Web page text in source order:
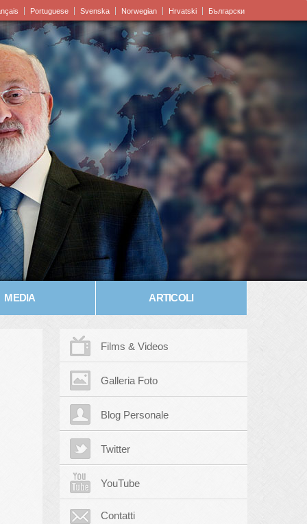
Portuguese Svenska Norwegian Hrvatski Български
MEDIA ARTICOLI
Films & Videos
Galleria Foto
Blog Personale
Twitter
YouTube
Contatti